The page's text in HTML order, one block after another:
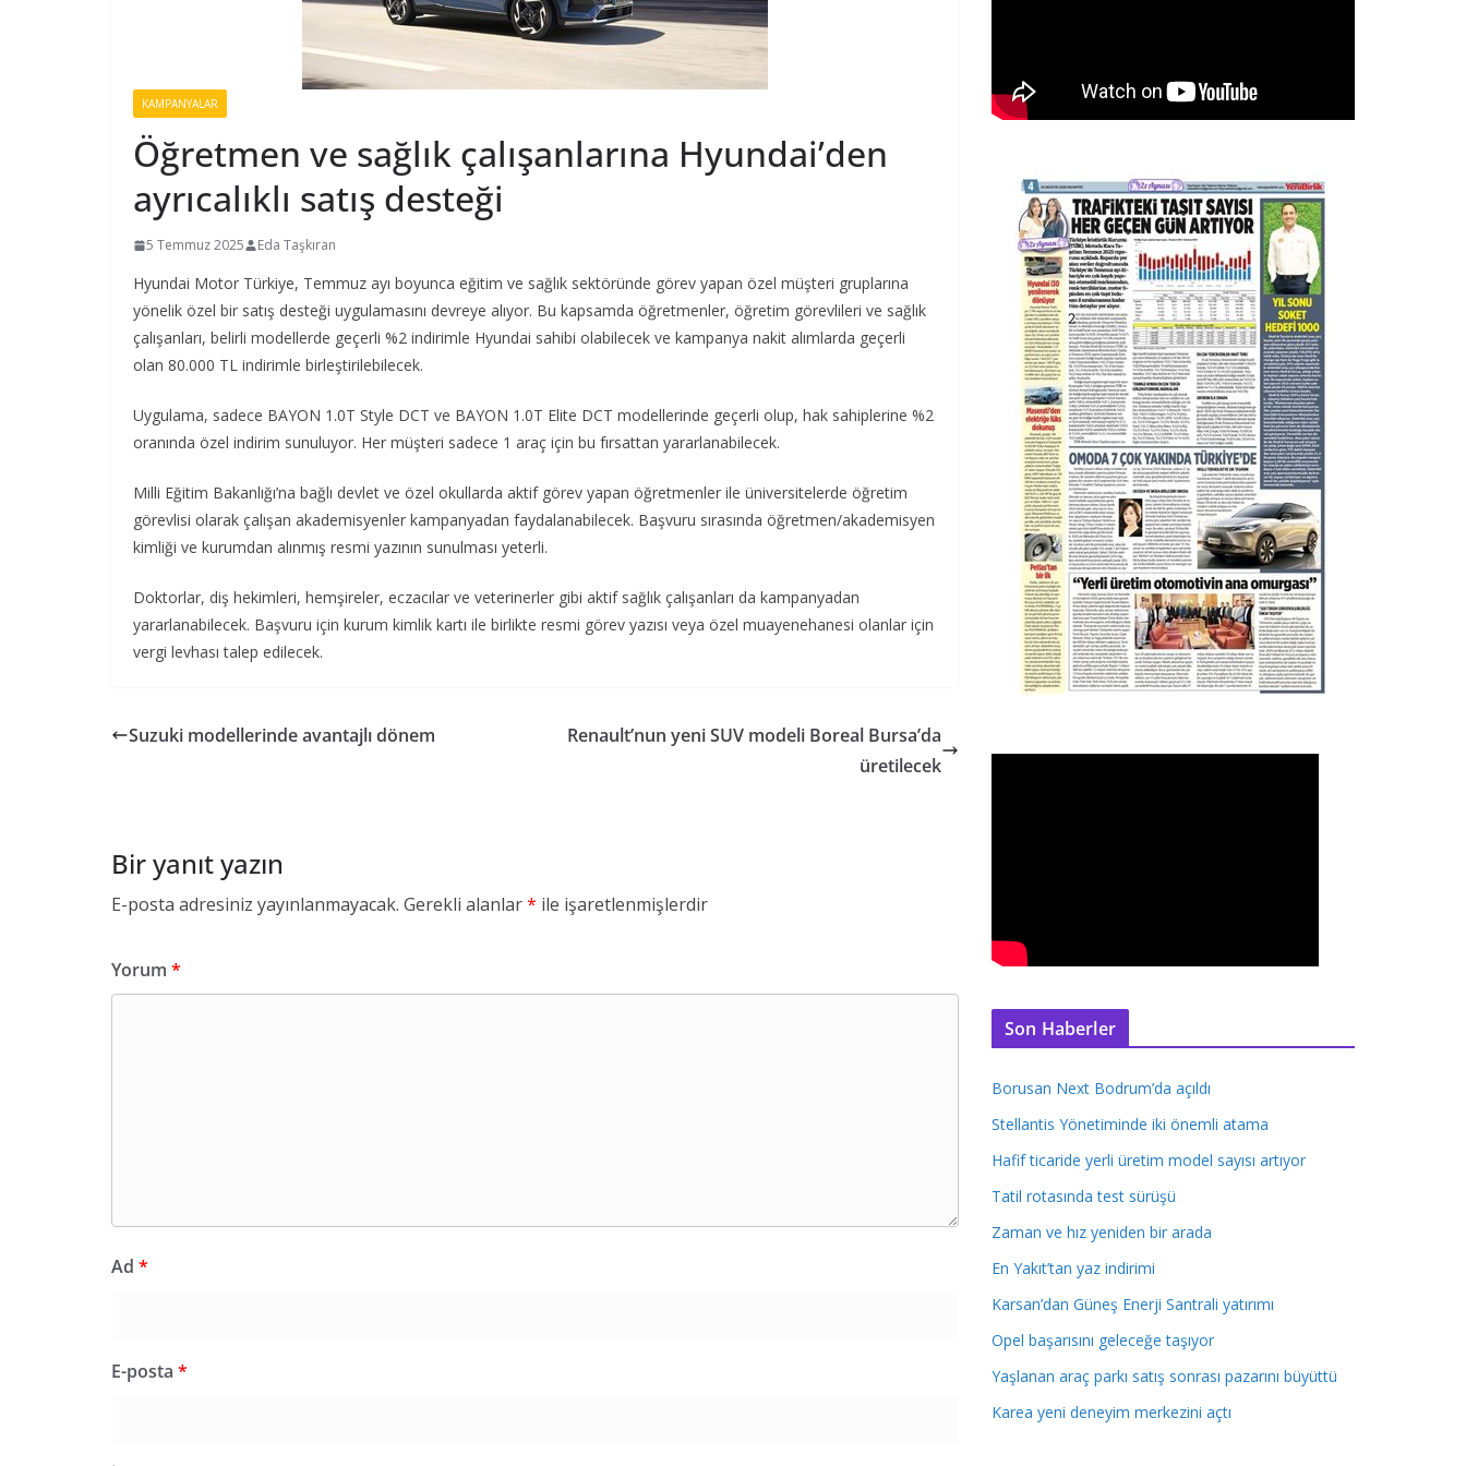
KAMPANYALAR
Öğretmen ve sağlık çalışanlarına Hyundai’den
ayrıcalıklı satış desteği
5 Temmuz 2025 Eda Taşkıran
Hyundai Motor Türkiye, Temmuz ayı boyunca eğitim ve sağlık sektöründe görev yapan özel müşteri gruplarına
yönelik özel bir satış desteği uygulamasını devreye alıyor. Bu kapsamda öğretmenler, öğretim görevlileri ve sağlık
çalışanları, belirli modellerde geçerli %2 indirimle Hyundai sahibi olabilecek ve kampanya nakit alımlarda geçerli
olan 80.000 TL indirimle birleştirilebilecek.
Uygulama, sadece BAYON 1.0T Style DCT ve BAYON 1.0T Elite DCT modellerinde geçerli olup, hak sahiplerine %2
oranında özel indirim sunuluyor. Her müşteri sadece 1 araç için bu fırsattan yararlanabilecek.
Milli Eğitim Bakanlığı’na bağlı devlet ve özel okullarda aktif görev yapan öğretmenler ile üniversitelerde öğretim
görevlisi olarak çalışan akademisyenler kampanyadan faydalanabilecek. Başvuru sırasında öğretmen/akademisyen
kimliği ve kurumdan alınmış resmi yazının sunulması yeterli.
Doktorlar, diş hekimleri, hemşireler, eczacılar ve veterinerler gibi aktif sağlık çalışanları da kampanyadan
yararlanabilecek. Başvuru için kurum kimlik kartı ile birlikte resmi görev yazısı veya özel muayenehanesi olanlar için
vergi levhası talep edilecek.
Suzuki modellerinde avantajlı dönem
Renault’nun yeni SUV modeli Boreal Bursa’da
üretilecek
Bir yanıt yazın
E-posta adresiniz yayınlanmayacak. Gerekli alanlar* ile işaretlenmişlerdir
Yorum *
Ad *
E-posta *
Son Haberler
Borusan Next Bodrum’da açıldı
Stellantis Yönetiminde iki önemli atama
Hafif ticaride yerli üretim model sayısı artıyor
Tatil rotasında test sürüşü
Zaman ve hız yeniden bir arada
En Yakıt’tan yaz indirimi
Karsan’dan Güneş Enerji Santrali yatırımı
Opel başarısını geleceğe taşıyor
Yaşlanan araç parkı satış sonrası pazarını büyüttü
Karea yeni deneyim merkezini açtı